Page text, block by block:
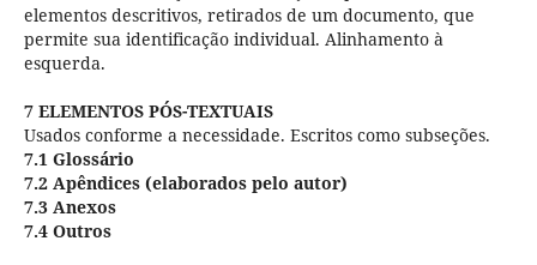
elementos descritivos, retirados de um documento, que
permite sua identificação individual. Alinhamento à
esquerda.
7 ELEMENTOS PÓS-TEXTUAIS
Usados conforme a necessidade. Escritos como subseções.
7.1 Glossário
7.2 Apêndices (elaborados pelo autor)
7.3 Anexos
7.4 Outros